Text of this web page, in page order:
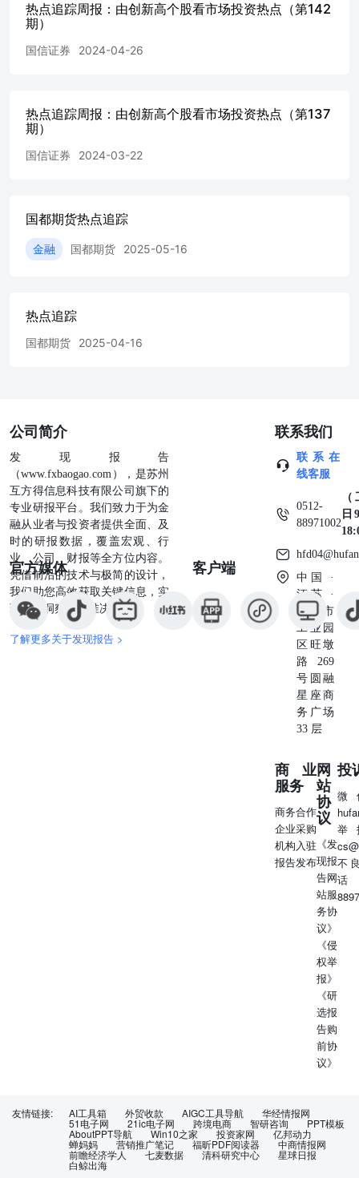
热点追踪周报：由创新高个股看市场投资热点（第142
期）
国信证券 2024-04-26
热点追踪周报：由创新高个股看市场投资热点（第137
期）
国信证券 2024-03-22
国都期货热点追踪
金融 国都期货 2025-05-16
热点追踪
国都期货 2025-04-16
公司简介
发现报告
（www.fxbaogao.com），是苏州
互方得信息科技有限公司旗下的
专业研报平台。我们致力于为金
融从业者与投资者提供全面、及
时的研报数据，覆盖宏观、行
业、公司、财报等全方位内容。
凭借前沿的技术与极简的设计，
我们助您高效获取关键信息，实
现深度洞察与精准决策。
了解更多关于发现报告 >
官方媒体 客户端
联系我们
联系在
线客服
0512-
88971002
日
中国 ·
江苏 ·
苏州市
工业园
区旺墩
路269
号圆融
星座商
务广场
33 层
商业
服务
商务合作
企业采购
机构入驻
报告发布
网
站
协
议
《发
现报
告网
站服
务协
议》
《侵
权举
报》
《研
选报
告购
前协
议》
投
微
举
不
友情链接: AI工具箱 外贸收款 AIGC工具导航 华经情报网
51电子网 21ic电子网 跨境电商 智研咨询 PPT模板
AboutPPT导航 Win10之家 投资家网 亿邦动力
蝉妈妈 营销推广笔记 福昕PDF阅读器 中商情报网
前瞻经济学人 七麦数据 清科研究中心 星球日报
白鲸出海